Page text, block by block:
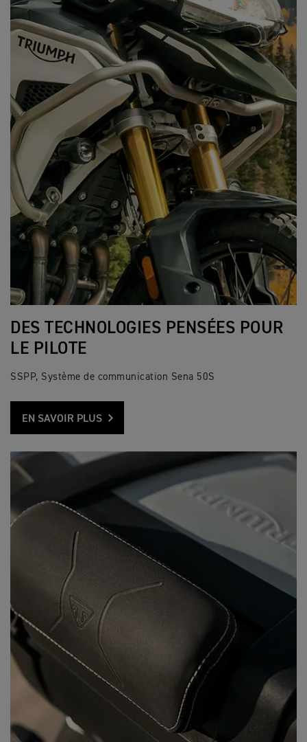
DES TECHNOLOGIES PENSÉES POUR
LE PILOTE
SSPP, Système de communication Sena 50S
EN SAVOIR PLUS